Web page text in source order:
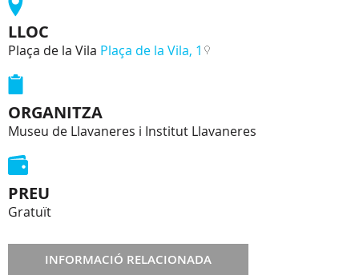
LLOC
Plaça de la Vila Plaça de la Vila, 1
ORGANITZA
Museu de Llavaneres i Institut Llavaneres
PREU
Gratuït
INFORMACIÓ RELACIONADA